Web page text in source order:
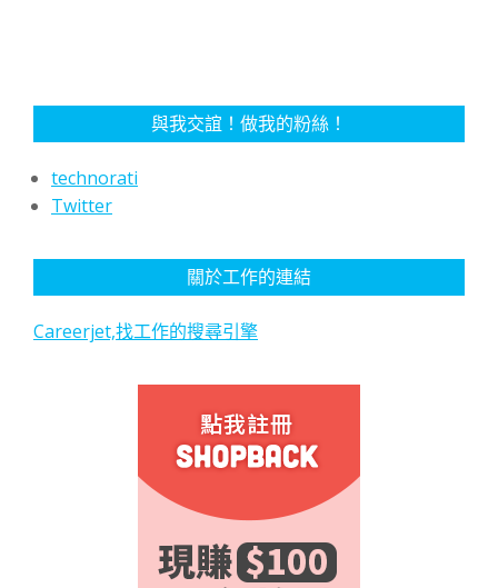
與我交誼！做我的粉絲！
technorati
Twitter
關於工作的連結
Careerjet,找工作的搜尋引擎